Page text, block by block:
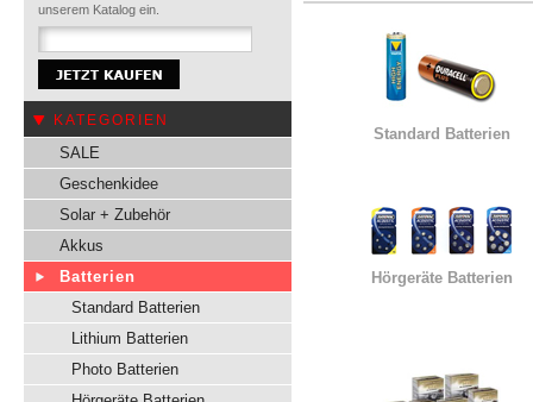
unserem Katalog ein.
KATEGORIEN
SALE
Geschenkidee
Solar + Zubehör
Akkus
Batterien
Standard Batterien
Lithium Batterien
Photo Batterien
Standard Batterien
Hörgeräte Batterien